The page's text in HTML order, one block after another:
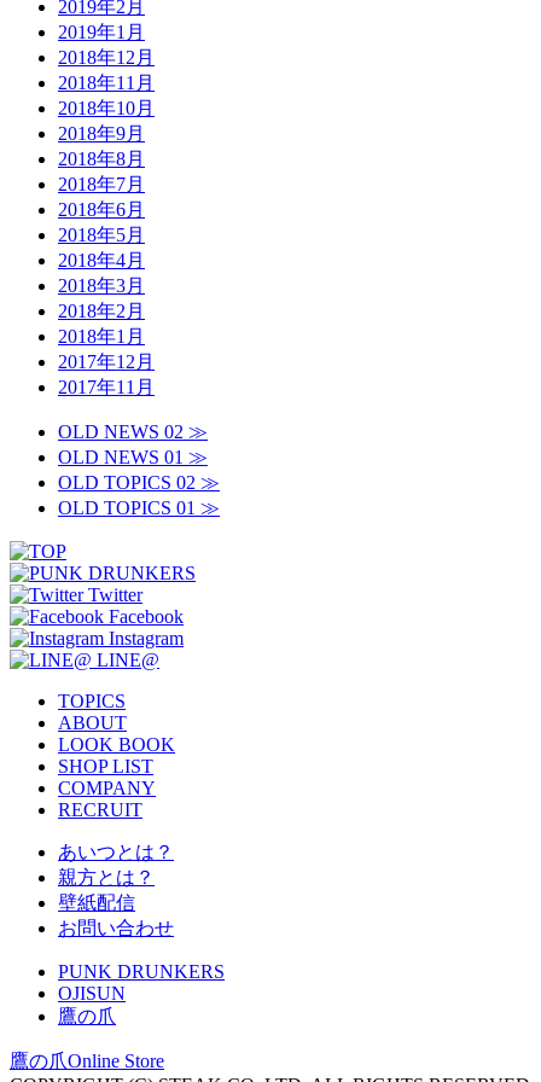
2019年2月
2019年1月
2018年12月
2018年11月
2018年10月
2018年9月
2018年8月
2018年7月
2018年6月
2018年5月
2018年4月
2018年3月
2018年2月
2018年1月
2017年12月
2017年11月
OLD NEWS 02 ≫
OLD NEWS 01 ≫
OLD TOPICS 02 ≫
OLD TOPICS 01 ≫
Twitter
Facebook
Instagram
LINE@
TOPICS
ABOUT
LOOK BOOK
SHOP LIST
COMPANY
RECRUIT
あいつとは？
親方とは？
壁紙配信
お問い合わせ
PUNK DRUNKERS
OJISUN
鷹の爪
鷹の爪Online Store